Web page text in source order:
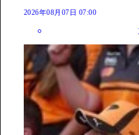
2026年08月07日 07:00